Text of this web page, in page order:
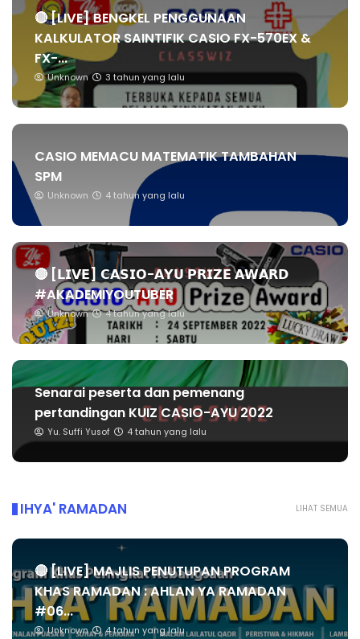
🔴 [LIVE] BENGKEL PENGGUNAAN
KALKULATOR SAINTIFIK CASIO FX-570EX &
FX-...
Unknown 3 tahun yang lalu
CASIO MEMACU MATEMATIK TAMBAHAN
SPM
Unknown 4 tahun yang lalu
🔴 [𝗟𝗜𝗩𝗘] 𝗖𝗔𝗦𝗜𝗢-𝗔𝗬𝗨 𝗣𝗥𝗜𝗭𝗘 𝗔𝗪𝗔𝗥𝗗
#AKADEMIYOUTUBER
Unknown 4 tahun yang lalu
Senarai peserta dan pemenang
pertandingan KUIZ CASIO-AYU 2022
Yu. Suffi Yusof 4 tahun yang lalu
LIHAT SEMUA
IHYA' RAMADAN
🔴 [LIVE] MAJLIS PENUTUPAN PROGRAM
KHAS RAMADAN : AHLAN YA RAMADAN
#06...
Unknown 4 tahun yang lalu